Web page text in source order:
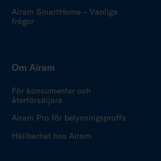
Airam SmartHome – Vanliga
frågor
Om Airam
För konsumenter och
återförsäljare
Airam Pro för belysningsproffs
Hållbarhet hos Airam